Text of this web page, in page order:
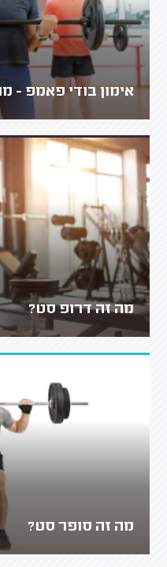
אימון בודי פאמפ -
מה זה דרופ סט?
מה זה סופר סט?